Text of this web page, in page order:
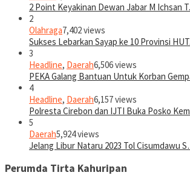
2 Point Keyakinan Dewan Jabar M Ichsan
2
Olahraga7,402 views
Sukses Lebarkan Sayap ke 10 Provinsi
3
Headline, Daerah6,506 views
PEKA Galang Bantuan Untuk Korban
4
Headline, Daerah6,157 views
Polresta Cirebon dan IJTI Buka Posko
5
Daerah5,924 views
Jelang Libur Nataru 2023 Tol Cisumdawu
Perumda Tirta Kahuripan